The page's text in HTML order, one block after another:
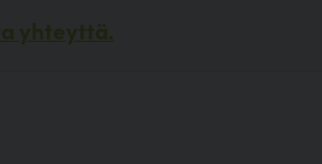
yhteyttä.